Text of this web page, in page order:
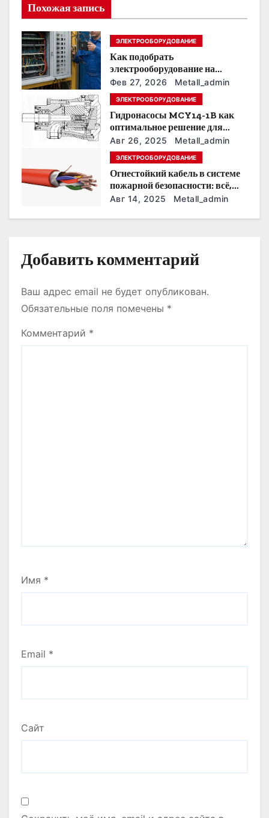
я
п
о
з
а
с
Похожая запись
ЭЛЕКТРООБОРУДОВАНИЕ
Как подобрать
электрооборудование на
предприятии под тяжелые
условия эксплуатации
Фев 27, 2026 Metall_admin
ЭЛЕКТРООБОРУДОВАНИЕ
Гидронасосы MCY14-1B как
оптимальное решение для
модернизации гидросистем
Авг 26, 2025 Metall_admin
ЭЛЕКТРООБОРУДОВАНИЕ
Огнестойкий кабель в системе
пожарной безопасности: всё,
что нужно знать
Авг 14, 2025 Metall_admin
Добавить комментарий
Ваш адрес email не будет опубликован.
Обязательные поля помечены *
Комментарий *
Имя *
Email *
Сайт